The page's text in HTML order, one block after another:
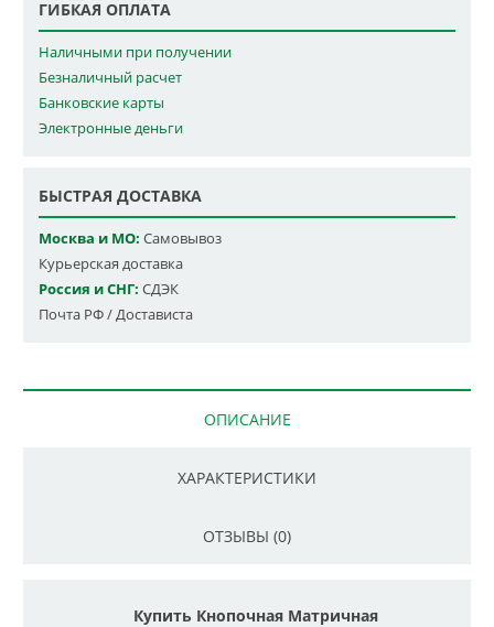
ГИБКАЯ ОПЛАТА
Наличными при получении
Безналичный расчет
Банковские карты
Электронные деньги
БЫСТРАЯ ДОСТАВКА
Москва и МО: Самовывоз
Курьерская доставка
Россия и СНГ: СДЭК
Почта РФ / Достависта
ОПИСАНИЕ
ХАРАКТЕРИСТИКИ
ОТЗЫВЫ (0)
Купить Кнопочная Матричная